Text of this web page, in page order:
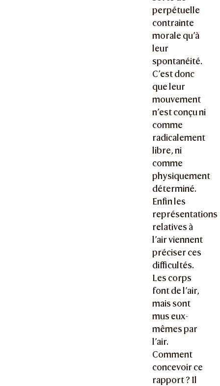
perpétuelle
contrainte
morale qu’à
leur
spontanéité.
C’est donc
que leur
mouvement
n’est conçu ni
comme
radicalement
libre, ni
comme
physiquement
déterminé.
Enfin les
représentations
relatives à
l’air viennent
préciser ces
difficultés.
Les corps
font de l’air,
mais sont
mus eux-
mêmes par
l’air.
Comment
concevoir ce
rapport ? Il